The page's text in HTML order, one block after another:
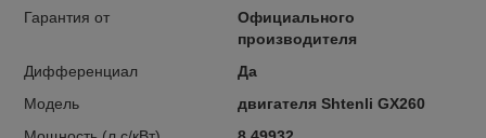
Гарантия от
Официального
производителя
Дифференциал
Да
Модель
двигателя Shtenli GX260